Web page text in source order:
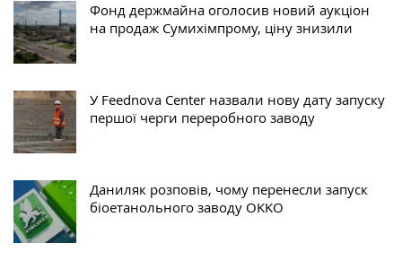
Фонд держмайна оголосив новий аукціон
на продаж Сумихімпрому, ціну знизили
У Feednova Center назвали нову дату запуску
першої черги переробного заводу
Даниляк розповів, чому перенесли запуск
біоетанольного заводу OKKO